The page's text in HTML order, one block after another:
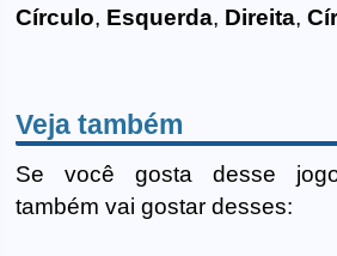
Círculo, Esquerda, Direita,
Veja também
Se você gosta desse
também vai gostar desses: